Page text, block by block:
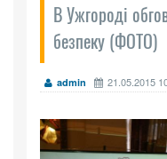
В Ужгороді
безпеку (ФОТО)
admin 21.05.2015